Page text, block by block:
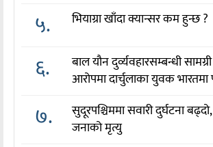
५. भियाग्रा खाँदा क्यान्सर कम हुन्छ ?
६.
बाल यौन दुर्व्यवहारसम्बन्धी
आरोपमा दार्चुलाका युवक भारतमा
७.
सुदूरपश्चिममा सवारी दुर्घटना
जनाको मृत्यु